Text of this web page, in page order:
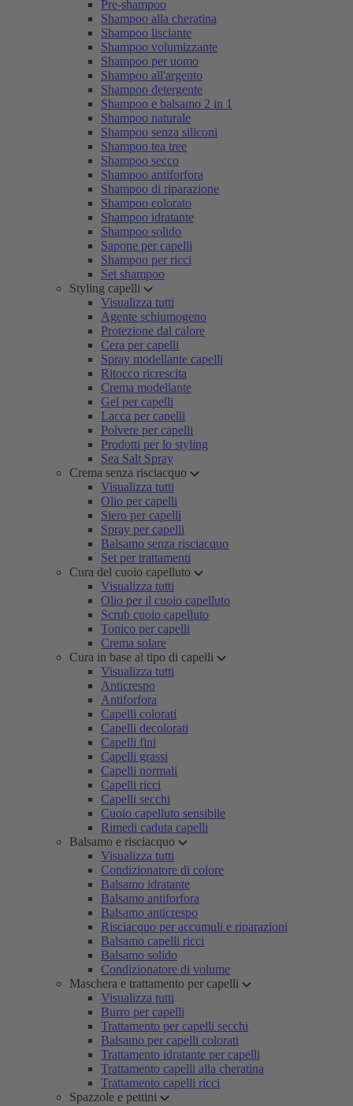
Pre-shampoo
Shampoo alla cheratina
Shampoo lisciante
Shampoo volumizzante
Shampoo per uomo
Shampoo all'argento
Shampoo detergente
Shampoo e balsamo 2 in 1
Shampoo naturale
Shampoo senza siliconi
Shampoo tea tree
Shampoo secco
Shampoo antiforfora
Shampoo di riparazione
Shampoo colorato
Shampoo idratante
Shampoo solido
Sapone per capelli
Shampoo per ricci
Set shampoo
Styling capelli
Visualizza tutti
Agente schiumogeno
Protezione dal calore
Cera per capelli
Spray modellante capelli
Ritocco ricrescita
Crema modellante
Gel per capelli
Lacca per capelli
Polvere per capelli
Prodotti per lo styling
Sea Salt Spray
Crema senza risciacquo
Visualizza tutti
Olio per capelli
Siero per capelli
Spray per capelli
Balsamo senza risciacquo
Set per trattamenti
Cura del cuoio capelluto
Visualizza tutti
Olio per il cuoio capelluto
Scrub cuoio capelluto
Tonico per capelli
Crema solare
Cura in base al tipo di capelli
Visualizza tutti
Anticrespo
Antiforfora
Capelli colorati
Capelli decolorati
Capelli fini
Capelli grassi
Capelli normali
Capelli ricci
Capelli secchi
Cuoio capelluto sensibile
Rimedi caduta capelli
Balsamo e risciacquo
Visualizza tutti
Condizionatore di colore
Balsamo idratante
Balsamo antiforfora
Balsamo anticrespo
Risciacquo per accumuli e riparazioni
Balsamo capelli ricci
Balsamo solido
Condizionatore di volume
Maschera e trattamento per capelli
Visualizza tutti
Burro per capelli
Trattamento per capelli secchi
Balsamo per capelli colorati
Trattamento idratante per capelli
Trattamento capelli alla cheratina
Trattamento capelli ricci
Spazzole e pettini